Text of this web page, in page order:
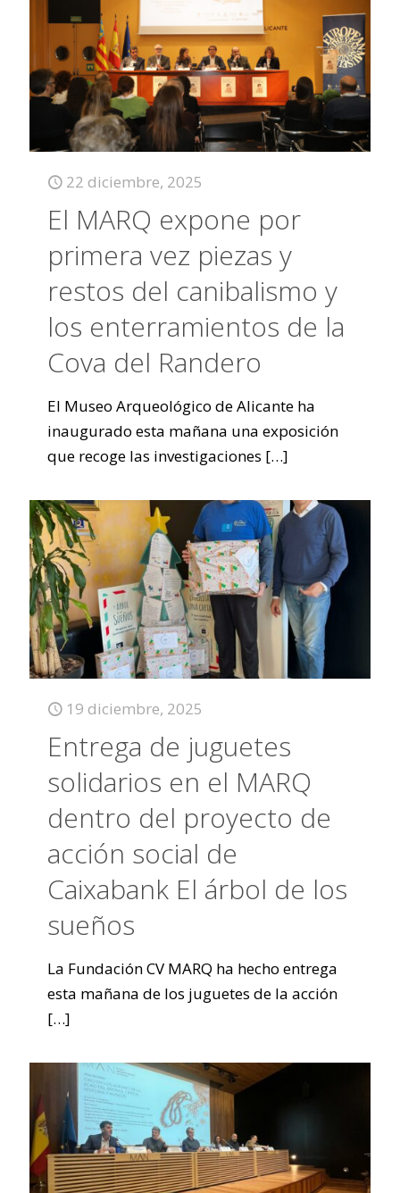
22 diciembre, 2025
El MARQ expone por
primera vez piezas y
restos del canibalismo y
los enterramientos de la
Cova del Randero
El Museo Arqueológico de Alicante ha
inaugurado esta mañana una exposición
que recoge las investigaciones […]
19 diciembre, 2025
Entrega de juguetes
solidarios en el MARQ
dentro del proyecto de
acción social de
Caixabank El árbol de los
sueños
La Fundación CV MARQ ha hecho entrega
esta mañana de los juguetes de la acción
[…]